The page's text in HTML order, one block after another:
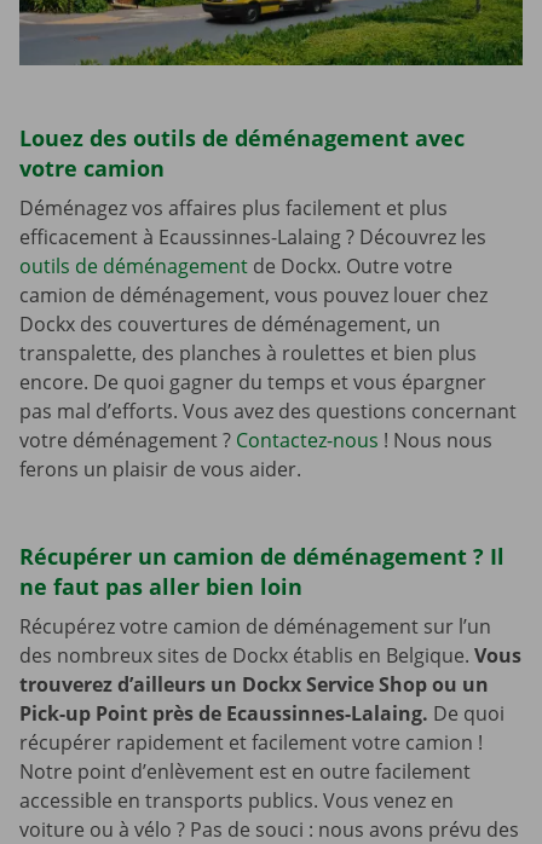
Louez des outils de déménagement avec
votre camion
Déménagez vos affaires plus facilement et plus
efficacement à Ecaussinnes-Lalaing ? Découvrez les
outils de déménagement de Dockx. Outre votre
camion de déménagement, vous pouvez louer chez
Dockx des couvertures de déménagement, un
transpalette, des planches à roulettes et bien plus
encore. De quoi gagner du temps et vous épargner
pas mal d’efforts. Vous avez des questions concernant
votre déménagement ? Contactez-nous ! Nous nous
ferons un plaisir de vous aider.
Récupérer un camion de déménagement ? Il
ne faut pas aller bien loin
Récupérez votre camion de déménagement sur l’un
des nombreux sites de Dockx établis en Belgique. Vous
trouverez d’ailleurs un Dockx Service Shop ou un
Pick-up Point près de Ecaussinnes-Lalaing. De quoi
récupérer rapidement et facilement votre camion !
Notre point d’enlèvement est en outre facilement
accessible en transports publics. Vous venez en
voiture ou à vélo ? Pas de souci : nous avons prévu des